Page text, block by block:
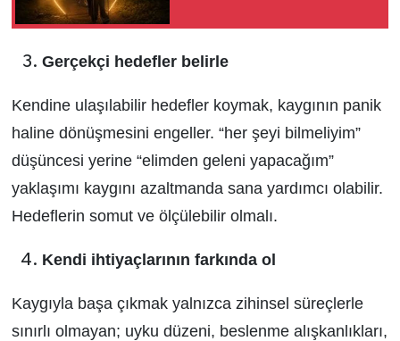
Gerçekçi hedefler belirle
Kendine ulaşılabilir hedefler koymak, kaygının panik
haline dönüşmesini engeller. “her şeyi bilmeliyim”
düşüncesi yerine “elimden geleni yapacağım”
yaklaşımı kaygını azaltmanda sana yardımcı olabilir.
Hedeflerin somut ve ölçülebilir olmalı.
Kendi ihtiyaçlarının farkında ol
Kaygıyla başa çıkmak yalnızca zihinsel süreçlerle
sınırlı olmayan; uyku düzeni, beslenme alışkanlıkları,